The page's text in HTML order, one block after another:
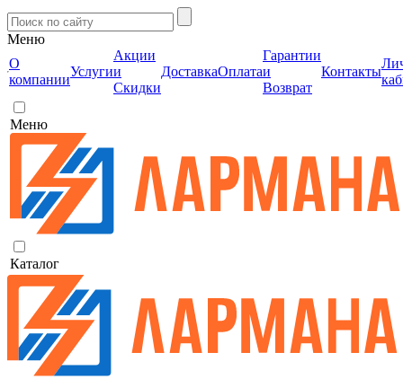
Меню
О
компании
Услуги
Акции
и
Скидки
ДоставкаОплата
Гарантии
и
Возврат
Контакты
Меню
Каталог